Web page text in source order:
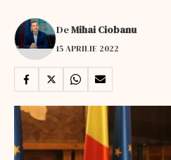
DeMihai Ciobanu
15 APRILIE 2022